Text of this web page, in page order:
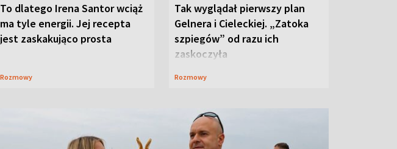
To dlatego Irena Santor wciąż
ma tyle energii. Jej recepta
jest zaskakująco prosta
Rozmowy
Tak wyglądał pierwszy plan
Gelnera i Cieleckiej. „Zatoka
szpiegów” od razu ich
zaskoczyła
Rozmowy